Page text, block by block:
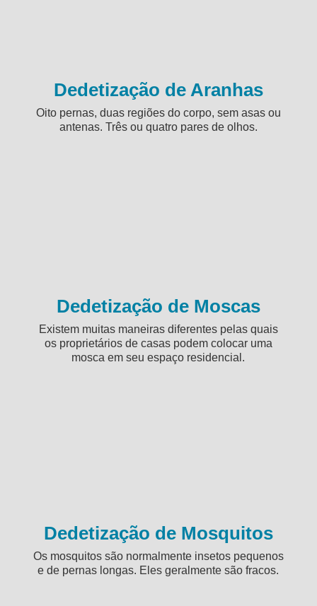
Dedetização de Aranhas
Oito pernas, duas regiões do corpo, sem asas ou
antenas. Três ou quatro pares de olhos.
Dedetização de Moscas
Existem muitas maneiras diferentes pelas quais
os proprietários de casas podem colocar uma
mosca em seu espaço residencial.
Dedetização de Mosquitos
Os mosquitos são normalmente insetos pequenos
e de pernas longas. Eles geralmente são fracos.